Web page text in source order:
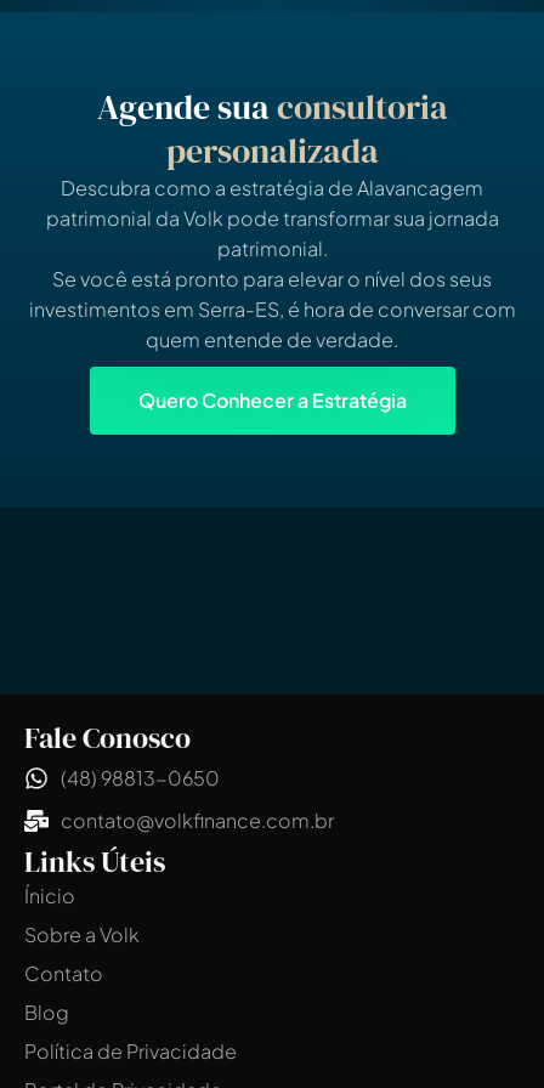
Agende suaconsultoria
personalizada
Descubra como a estratégia de Alavancagem
patrimonial da Volk pode transformar sua jornada
patrimonial.
Se você está pronto para elevar o nível dos seus
investimentos em Serra-ES, é hora de conversar com
quem entende de verdade.
Quero Conhecer a Estratégia
Fale Conosco
(48) 98813-0650
contato@volkfinance.com.br
Links Úteis
Ínicio
Sobre a Volk
Contato
Blog
Política de Privacidade